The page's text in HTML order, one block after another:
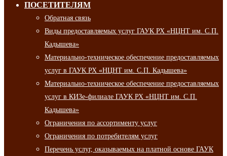
ПОСЕТИТЕЛЯМ
Обратная связь
Виды предоставляемых услуг ГАУК РХ «НЦНТ им. С.П.
Кадышева»
Материально-техническое обеспечение предоставляемых
услуг в ГАУК РХ «НЦНТ им. С.П. Кадышева»
Материально-техническое обеспечение предоставляемых
услуг в КИЗе-филиале ГАУК РХ «НЦНТ им. С.П.
Кадышева»
Ограничения по ассортименту услуг
Ограничения по потребителям услуг
Перечень услуг, оказываемых на платной основе ГАУК